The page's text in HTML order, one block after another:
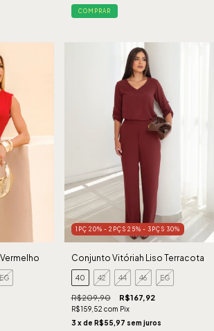
COMPRAR
EG
1PÇ 20% - 2PÇS 25% - 3PÇS 30%
Conjunto Vitóriah Liso Terracota
40 42 44 46 EG
R$209,90 R$167,92
R$159,52 com Pix
3 x de R$55,97 sem juros